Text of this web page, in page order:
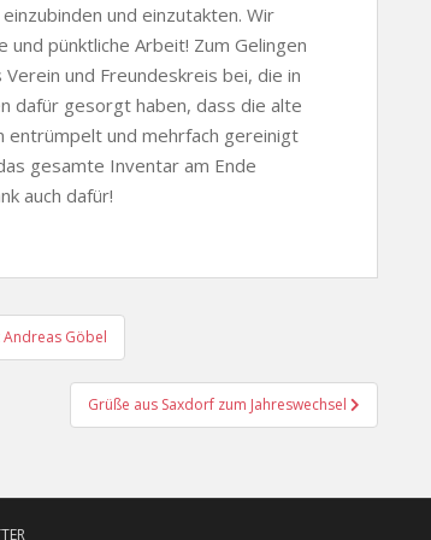
und einzutakten. Wir
pünktliche Arbeit! Zum Gelingen
und Freundeskreis bei, die in
dafür gesorgt haben, dass die alte
entrümpelt und mehrfach gereinigt
gesamte Inventar am Ende
auch dafür!
Andreas Göbel
Grüße aus Saxdorf zum Jahreswechsel